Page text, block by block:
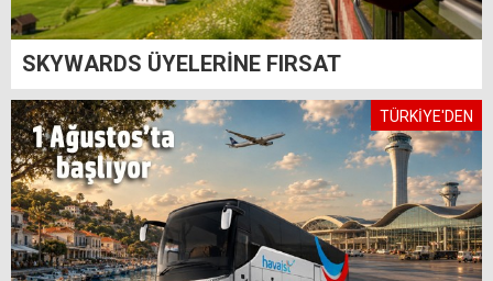
SKYWARDS ÜYELERİNE FIRSAT
TÜRKİYE'DEN